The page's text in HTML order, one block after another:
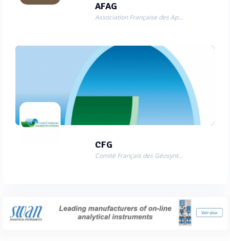
AFAG
Association Française des Applicateurs de Géomembranes (AFAG)
CFG
Comité Français des Géosynthétiques